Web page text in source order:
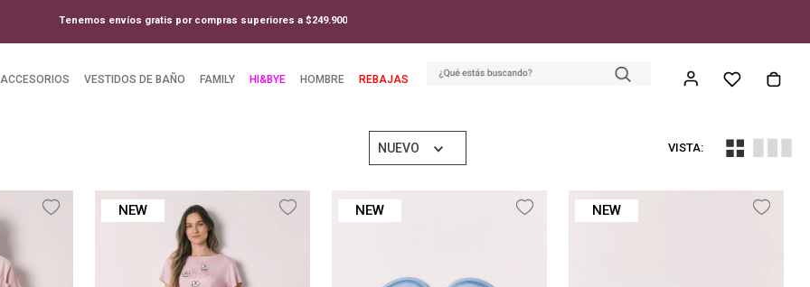
Tenemos envíos gratis por compras superiores a $249.900
ACCESORIOS VESTIDOS DE BAÑO FAMILY HI&BYE HOMBRE REBAJAS
NUEVO
NEW NEW NEW